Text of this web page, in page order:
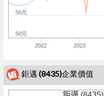
2022 2023
50元
55元
鉅邁 (8435)企業價值